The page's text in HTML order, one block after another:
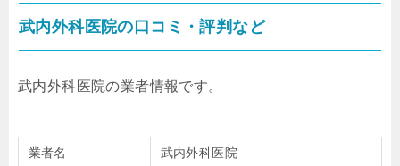
武内外科医院の口コミ・評判など
武内外科医院の業者情報です。
業者名 武内外科医院